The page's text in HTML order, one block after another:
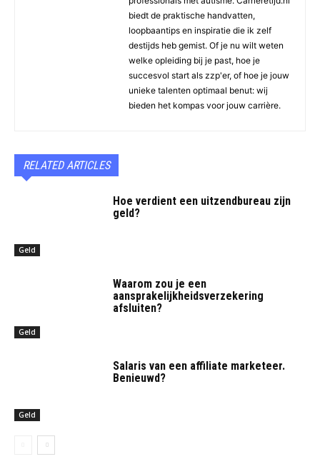
biedt de praktische handvatten,
loopbaantips en inspiratie die ik zelf
destijds heb gemist. Of je nu wilt weten
welke opleiding bij je past, hoe je
succesvol start als zzp'er, of hoe je jouw
unieke talenten optimaal benut: wij
bieden het kompas voor jouw carrière.
RELATED ARTICLES
Geld
Hoe verdient een uitzendbureau zijn
geld?
Geld
Waarom zou je een
aansprakelijkheidsverzekering
afsluiten?
Geld
Salaris van een affiliate marketeer.
Benieuwd?